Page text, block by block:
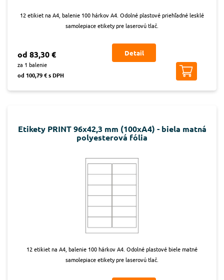
12 etikiet na A4, balenie 100 hárkov A4. Odolné plastové priehľadné lesklé
samolepiace etikety pre laserovú tlač.
od 83,30 €
za 1 balenie
od 100,79 € s DPH
Detail
Etikety PRINT 96x42,3 mm (100xA4) - biela matná
polyesterová fólia
12 etikiet na A4, balenie 100 hárkov A4. Odolné plastové biele matné
samolepiace etikety pre laserovú tlač.